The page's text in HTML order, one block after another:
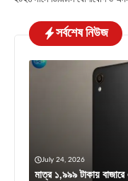
সর্বশেষ নিউজ
July 24, 2026
মাত্র ১,৯৯৯ টাকায়